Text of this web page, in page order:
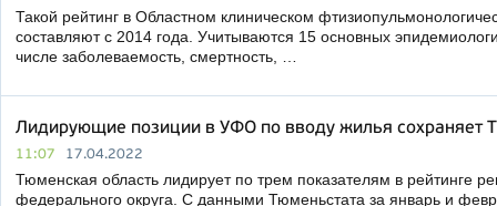
Такой рейтинг в Областном клиническом
составляют с 2014 года. Учитываются 15 основных
числе заболеваемость, смертность, …
Лидирующие позиции в УФО по вводу жилья сохраняет
11:07 17.04.2022
Тюменская область лидирует по трем показателям в рейтинге
федерального округа. С данными Тюменьстата за январь и